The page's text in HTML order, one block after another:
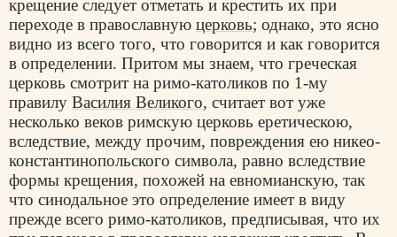
крещение следует отметать и крестить их при
переходе в православную церковь; однако, это ясно
видно из всего того, что говорится и как говорится
в определении. Притом мы знаем, что греческая
церковь смотрит на римо-католиков по 1-му
правилу Василия Великого, считает вот уже
несколько веков римскую церковь еретическою,
вследствие, между прочим, повреждения ею никео-
константинопольского символа, равно вследствие
формы крещения, похожей на евномианскую, так
что синодальное это определение имеет в виду
прежде всего римо-католиков, предписывая, что их